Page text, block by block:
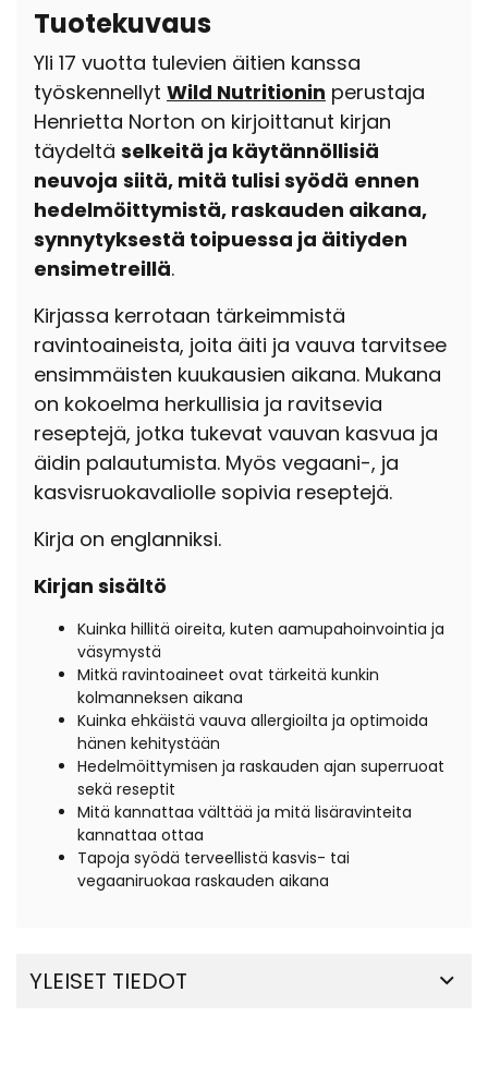
Tuotekuvaus
Yli 17 vuotta tulevien äitien kanssa
työskennellyt Wild Nutritionin perustaja
Henrietta Norton on kirjoittanut kirjan
täydeltä selkeitä ja käytännöllisiä
neuvoja siitä, mitä tulisi syödä ennen
hedelmöittymistä, raskauden aikana,
synnytyksestä toipuessa ja äitiyden
ensimetreillä.
Kirjassa kerrotaan tärkeimmistä
ravintoaineista, joita äiti ja vauva tarvitsee
ensimmäisten kuukausien aikana. Mukana
on kokoelma herkullisia ja ravitsevia
reseptejä, jotka tukevat vauvan kasvua ja
äidin palautumista. Myös vegaani-, ja
kasvisruokavaliolle sopivia reseptejä.
Kirja on englanniksi.
Kirjan sisältö
Kuinka hillitä oireita, kuten aamupahoinvointia ja
väsymystä
Mitkä ravintoaineet ovat tärkeitä kunkin
kolmanneksen aikana
Kuinka ehkäistä vauva allergioilta ja optimoida
hänen kehitystään
Hedelmöittymisen ja raskauden ajan superruoat
sekä reseptit
Mitä kannattaa välttää ja mitä lisäravinteita
kannattaa ottaa
Tapoja syödä terveellistä kasvis- tai
vegaaniruokaa raskauden aikana
YLEISET TIEDOT